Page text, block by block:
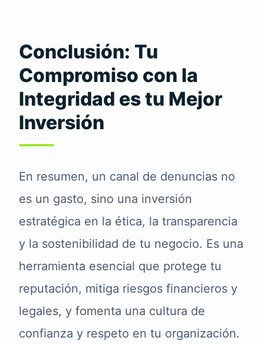
Conclusión: Tu
Compromiso con la
Integridad es tu Mejor
Inversión
En resumen, un canal de denuncias no
es un gasto, sino una inversión
estratégica en la ética, la transparencia
y la sostenibilidad de tu negocio. Es una
herramienta esencial que protege tu
reputación, mitiga riesgos financieros y
legales, y fomenta una cultura de
confianza y respeto en tu organización.